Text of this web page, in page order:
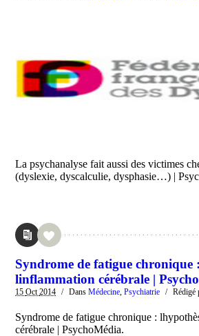
La psychanalyse fait aussi des victimes
(dyslexie, dyscalculie, dysphasie…) |
Syndrome de fatigue chronique
linflammation cérébrale |
15Oct2014 / DansMédecine,Psychiatrie / Rédigé
Syndrome de fatigue chronique :
cérébrale | PsychoMédia.